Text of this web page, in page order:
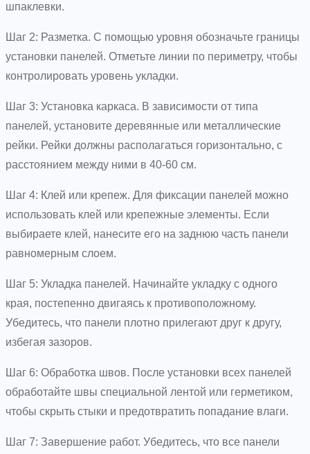
шпаклевки.
Шаг 2: Разметка. С помощью уровня обозначьте границы
установки панелей. Отметьте линии по периметру, чтобы
контролировать уровень укладки.
Шаг 3: Установка каркаса. В зависимости от типа
панелей, установите деревянные или металлические
рейки. Рейки должны располагаться горизонтально, с
расстоянием между ними в 40-60 см.
Шаг 4: Клей или крепеж. Для фиксации панелей можно
использовать клей или крепежные элементы. Если
выбираете клей, нанесите его на заднюю часть панели
равномерным слоем.
Шаг 5: Укладка панелей. Начинайте укладку с одного
края, постепенно двигаясь к противоположному.
Убедитесь, что панели плотно прилегают друг к другу,
избегая зазоров.
Шаг 6: Обработка швов. После установки всех панелей
обработайте швы специальной лентой или герметиком,
чтобы скрыть стыки и предотвратить попадание влаги.
Шаг 7: Завершение работ. Убедитесь, что все панели